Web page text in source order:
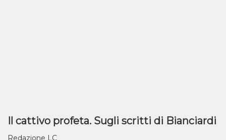
Il cattivo profeta. Sugli scritti di Bianciardi
Redazione LC